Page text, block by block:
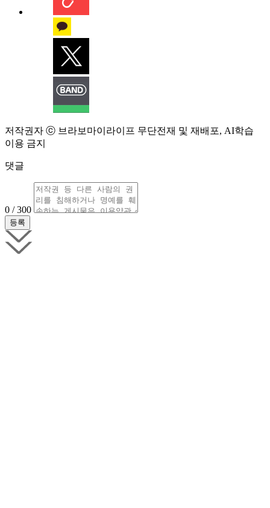
저작권자 ⓒ 브라보마이라이프 무단전재 및 재배포, AI학습
이용 금지
댓글
0 / 300